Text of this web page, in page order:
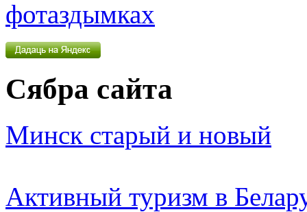
Сябра сайта
Минск старый и новый
Активный туризм в